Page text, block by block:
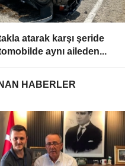
atarak karşı şeride
aynı aileden...
HABERLER